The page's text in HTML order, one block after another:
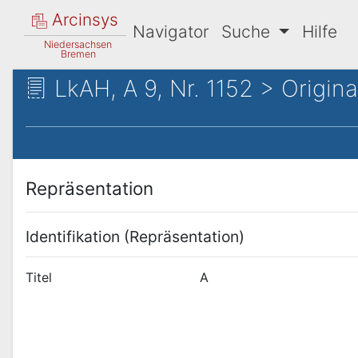
Arcinsys
Niedersachsen
Bremen
Navigator Suche Hilfe
LkAH, A 9, Nr. 1152 >
Repräsentation
Identifikation (Repräsentation)
Titel A